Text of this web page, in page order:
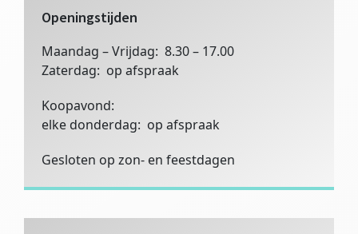
Openingstijden
Maandag – Vrijdag: 8.30 – 17.00
Zaterdag: op afspraak
Koopavond:
elke donderdag: op afspraak
Gesloten op zon- en feestdagen